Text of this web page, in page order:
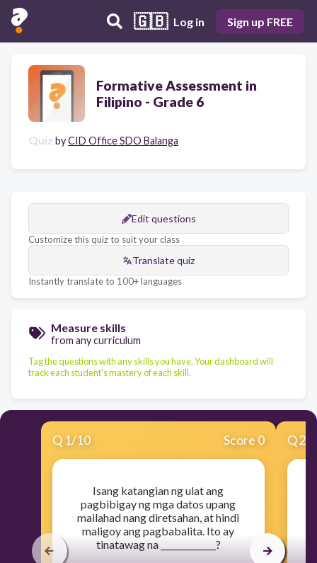
🇬🇧 Log in Sign up FREE
Formative Assessment in
Filipino - Grade 6
Quiz byCID Office SDO Balanga
Edit questions
Customize this quiz to suit your class
Translate quiz
Instantly translate to 100+ languages
Measure skills
from any curriculum
Tag the questions with any skills you have. Your dashboard will
track each student's mastery of each skill.
Q 1/10 Score 0
Isang katangian ng ulat ang
pagbibigay ng mga datos upang
mailahad nang diretsahan, at hindi
maligoy ang pagbabalita. Ito ay
tinatawag na _____________?
Q2